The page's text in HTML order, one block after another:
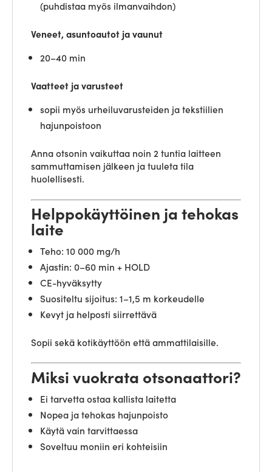
(puhdistaa myös ilmanvaihdon)
Veneet, asuntoautot ja vaunut
20–40 min
Vaatteet ja varusteet
sopii myös urheiluvarusteiden ja tekstiilien
hajunpoistoon
Anna otsonin vaikuttaa noin 2 tuntia laitteen
sammuttamisen jälkeen ja tuuleta tila
huolellisesti.
Helppokäyttöinen ja tehokas
laite
Teho: 10 000 mg/h
Ajastin: 0–60 min + HOLD
CE-hyväksytty
Suositeltu sijoitus: 1–1,5 m korkeudelle
Kevyt ja helposti siirrettävä
Sopii sekä kotikäyttöön että ammattilaisille.
Miksi vuokrata otsonaattori?
Ei tarvetta ostaa kallista laitetta
Nopea ja tehokas hajunpoisto
Käytä vain tarvittaessa
Soveltuu moniin eri kohteisiin